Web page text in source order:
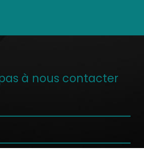
à nous contacter